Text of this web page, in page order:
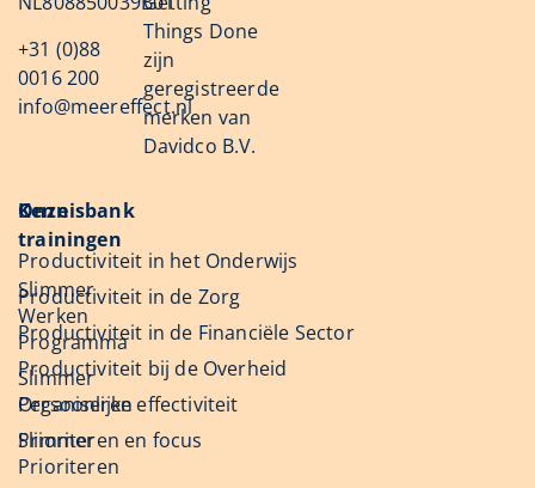
+31 (0)88
0016 200
info@meereffect.nl
Things Done
zijn
geregistreerde
merken van
Davidco B.V.
Onze
trainingen
Slimmer
Werken
Programma
Slimmer
Organiseren
Slimmer
Prioriteren
Kennisbank
Productiviteit in het Onderwijs
Productiviteit in de Zorg
Productiviteit in de Financiële Sector
Productiviteit bij de Overheid
Persoonlijke effectiviteit
Prioriteren en focus